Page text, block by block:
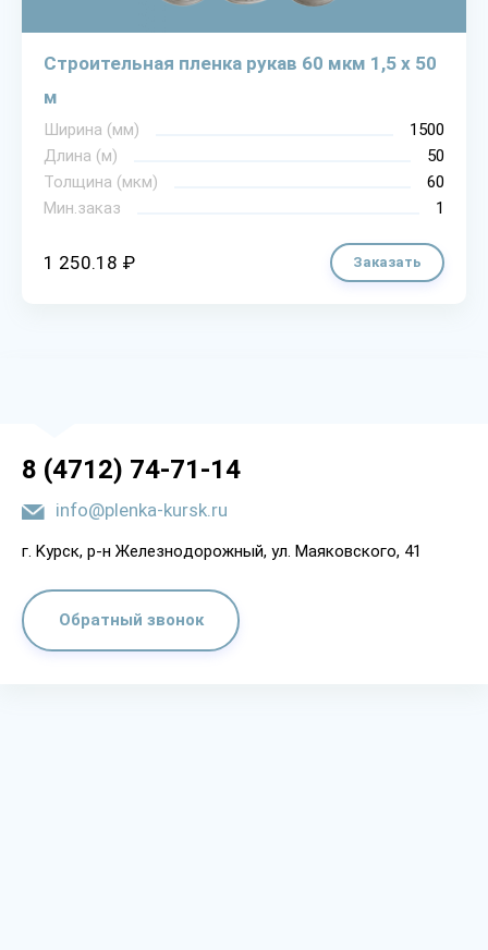
Строительная пленка рукав 60 мкм 1,5 х 50
м
Ширина (мм)
1500
Длина (м)
50
Толщина (мкм)
60
Мин.заказ
1
1 250.18 ₽ Заказать
8 (4712) 74-71-14
info@plenka-kursk.ru
г. Kypcк, p-н Жeлeзнoдopoжный, yл. Мaякoвcкoгo, 41
Обратный звонок